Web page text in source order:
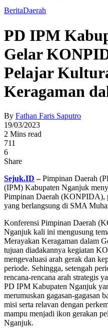
BeritaDaerah
PD IPM
Gelar
Pelajar
Keragaman
By Fathan Faris Saputro
19/03/2023
2 Mins read
711
6
Share
Sejuk.ID –Pimpinan Daerah
(IPM) Kabupaten Nganjuk
Pimpinan Daerah (KONPIDA),
yang berlangsung di SMA
Konferensi Pimpinan Daerah
Nganjuk kali ini mengusung
Merayakan Keragaman dalam
tujuan diadakannya kegiatan
mengevaluasi arah gerak dan
periode. Sehingga, setengah
rencana-rencana arah
PD IPM Kabupaten Nganjuk
merumuskan gagasan-gagasan
misi serta relavan dengan
mampu menjadi ikon gerakan
Nganjuk.